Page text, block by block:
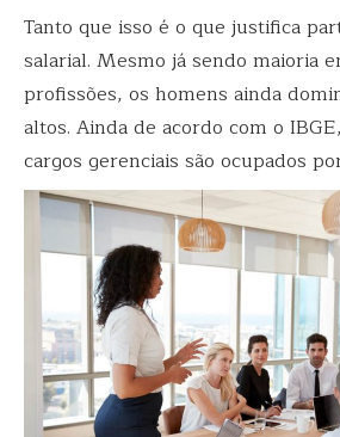
Tanto que isso é o que justifica
salarial. Mesmo já sendo maioria
profissões, os homens ainda
altos. Ainda de acordo com o
cargos gerenciais são ocupados